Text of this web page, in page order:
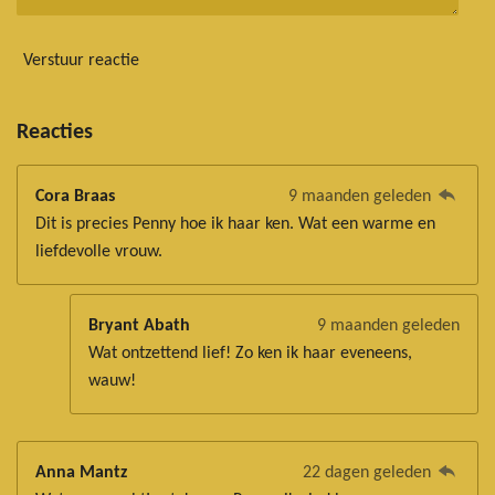
Verstuur reactie
Reacties
Cora Braas
9 maanden geleden
Dit is precies Penny hoe ik haar ken. Wat een warme en
liefdevolle vrouw.
Bryant Abath
9 maanden geleden
Wat ontzettend lief! Zo ken ik haar eveneens,
wauw!
Anna Mantz
22 dagen geleden